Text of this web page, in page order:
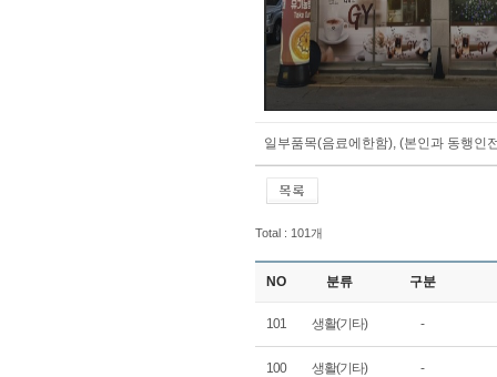
일부품목(음료에한함), (본인과 동행인
Total : 101개
NO 분류 구분
101 생활(기타) -
100 생활(기타) -